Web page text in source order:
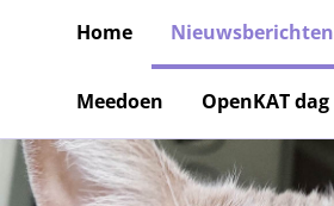
Home Nieuwsberichten
Meedoen OpenKAT dag